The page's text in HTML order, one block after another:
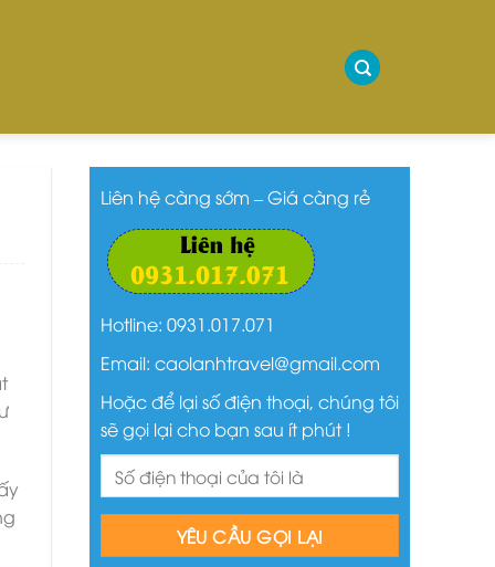
Liên hệ càng sớm – Giá càng rẻ
Hotline: 0931.017.071
Email: caolanhtravel@gmail.com
Hoặc để lại số điện thoại, chúng tôi
sẽ gọi lại cho bạn sau ít phút !